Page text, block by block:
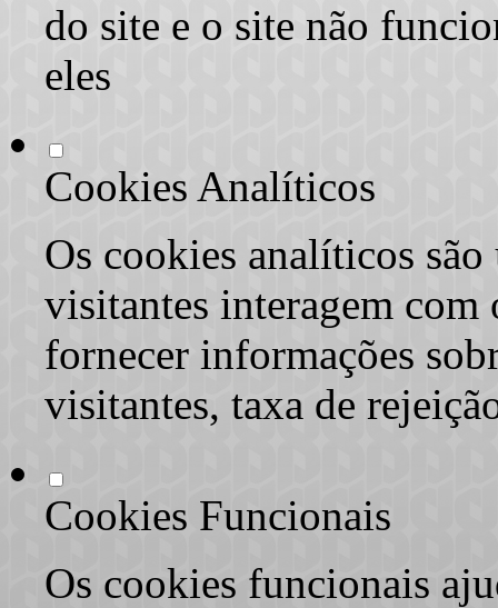
do site e o site não
eles
Cookies Analíticos
Os cookies analíticos são
visitantes interagem com
fornecer informações
visitantes, taxa de
Cookies Funcionais
Os cookies funcionais